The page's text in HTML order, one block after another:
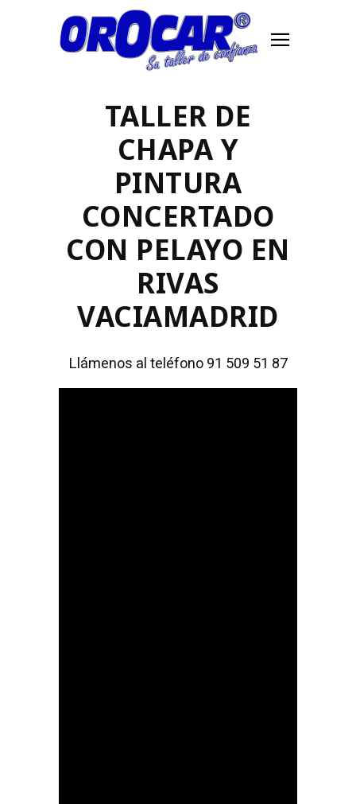
TALLER DE
CHAPA Y
PINTURA
CONCERTADO
CON PELAYO EN
RIVAS
VACIAMADRID
Llámenos al teléfono 91 509 51 87